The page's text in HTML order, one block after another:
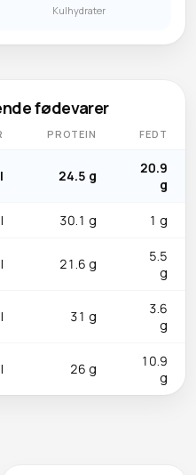
Kulhydrater
fødevarer
PROTEIN FEDT
24.5 g
20.9
g
30.1 g 1 g
21.6 g
5.5
g
31 g
3.6
g
26 g
10.9
g